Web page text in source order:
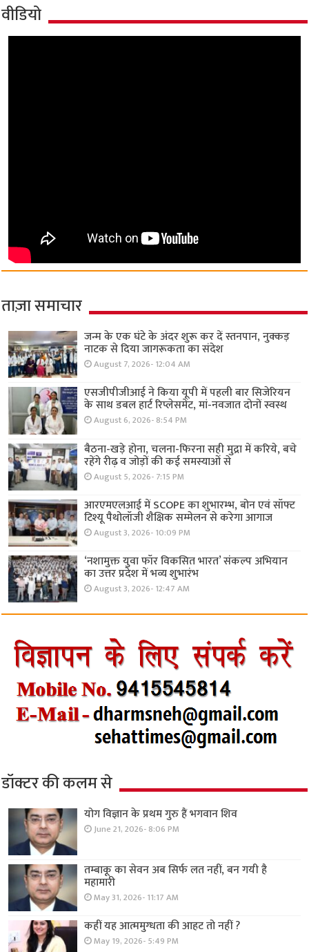
वीडियो
ताज़ा समाचार
जन्म के एक घंटे के अंदर शुरू कर दें स्तनपान, नुक्कड़
नाटक से दिया जागरूकता का संदेश
August 7, 2026- 12:04 AM
एसजीपीजीआई ने किया यूपी में पहली बार सिजेरियन
के साथ डबल हार्ट रिप्लेसमेंट, मां-नवजात दोनों स्वस्थ
August 6, 2026- 8:54 PM
बैठना-खड़े होना, चलना-फिरना सही मुद्रा में करिये, बचे
रहेंगे रीढ़ व जोड़ों की कई समस्याओं से
August 5, 2026- 7:15 PM
आरएमएलआई में SCOPE का शुभारम्भ, बोन एवं सॉफ्ट
टिश्यू पैथोलॉजी शैक्षिक सम्मेलन से करेगा आगाज
August 3, 2026- 10:09 PM
‘नशामुक्त युवा फॉर विकसित भारत’ संकल्प अभियान
का उत्तर प्रदेश में भव्य शुभारंभ
August 3, 2026- 12:47 AM
डॉक्टर की कलम से
योग विज्ञान के प्रथम गुरु हैं भगवान शिव
June 21, 2026- 8:06 PM
तम्बाकू का सेवन अब सिर्फ लत नहीं, बन गयी है
महामारी
May 31, 2026- 11:17 AM
कहीं यह आत्ममुग्धता की आहट तो नहीं ?
May 19, 2026- 5:49 PM